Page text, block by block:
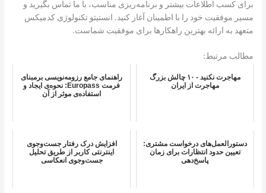
برای کسب اطلاعات بیشتر و برنامه‌ریزی مناسب، با ما تماس بگیرید و
مسیر موفقیت خود را با اطمینان آغاز کنید. انستیتو تکنولوژی کدمیکس
متعهد به ارائه بهترین راهکارها برای موفقیت شماست.
مطالب مرتبط:
مهاجرت نکنید - ۱۰ چالش بزرگ
مهاجرت از ایران
راهنمای جامع رزومه‌نویسی برمبنای
فرمت Europass: نحوه‌ی ایجاد و
استفاده‌ی موثر از آن
دستورالعمل‌های درخواست مشتری:
تعیین حدود انتظارات برای زمان
پاسخ‌دهی
افزایش درک رفتار جست‌وجوی
اینترنتی کاربر از طریق تحلیل
جست‌وجوی انعکاسی